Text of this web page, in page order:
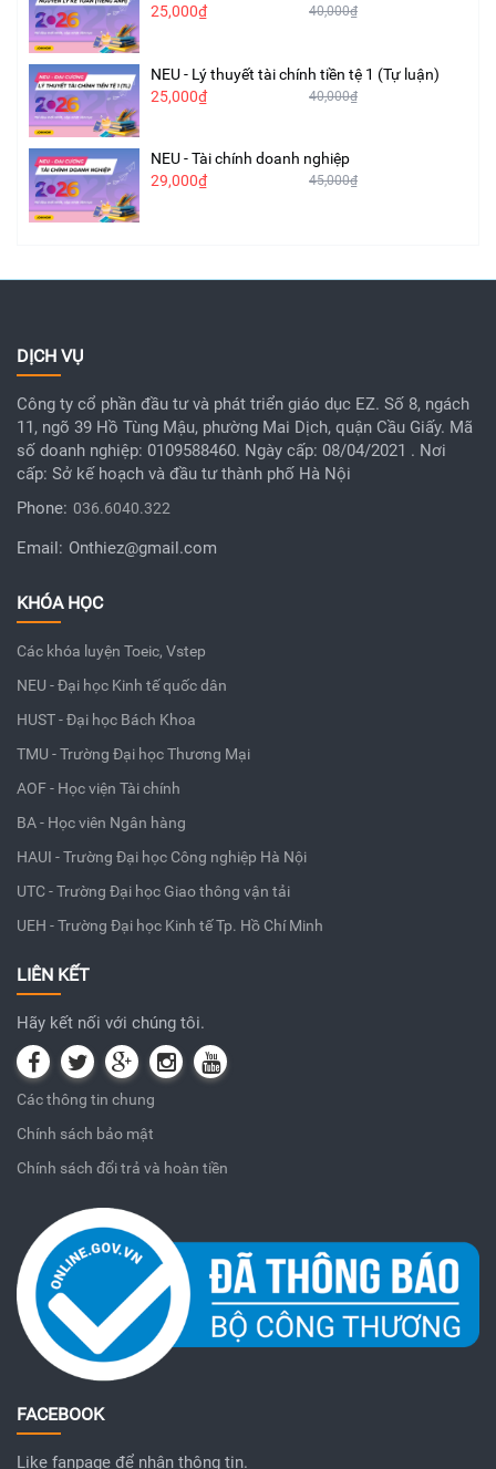
25,000₫
40,000₫
NEU - Lý thuyết tài chính tiền tệ 1 (Tự luận)
25,000₫
40,000₫
NEU - Tài chính doanh nghiệp
29,000₫
45,000₫
DỊCH VỤ
Công ty cổ phần đầu tư và phát triển giáo dục EZ. Số 8, ngách
11, ngõ 39 Hồ Tùng Mậu, phường Mai Dịch, quận Cầu Giấy. Mã
số doanh nghiệp: 0109588460. Ngày cấp: 08/04/2021 . Nơi
cấp: Sở kế hoạch và đầu tư thành phố Hà Nội
Phone: 036.6040.322
Email: Onthiez@gmail.com
KHÓA HỌC
Các khóa luyện Toeic, Vstep
NEU - Đại học Kinh tế quốc dân
HUST - Đại học Bách Khoa
TMU - Trường Đại học Thương Mại
AOF - Học viện Tài chính
BA - Học viên Ngân hàng
HAUI - Trường Đại học Công nghiệp Hà Nội
UTC - Trường Đại học Giao thông vận tải
UEH - Trường Đại học Kinh tế Tp. Hồ Chí Minh
LIÊN KẾT
Hãy kết nối với chúng tôi.
Các thông tin chung
Chính sách bảo mật
Chính sách đổi trả và hoàn tiền
FACEBOOK
Like fanpage để nhận thông tin.